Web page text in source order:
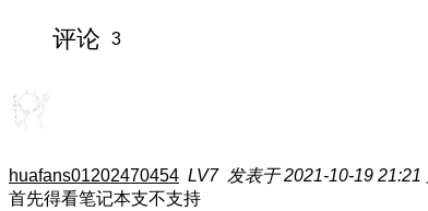
评论 3
huafans01202470454 LV7 发表于 2021-10-19 21:21
首先得看笔记本支不支持